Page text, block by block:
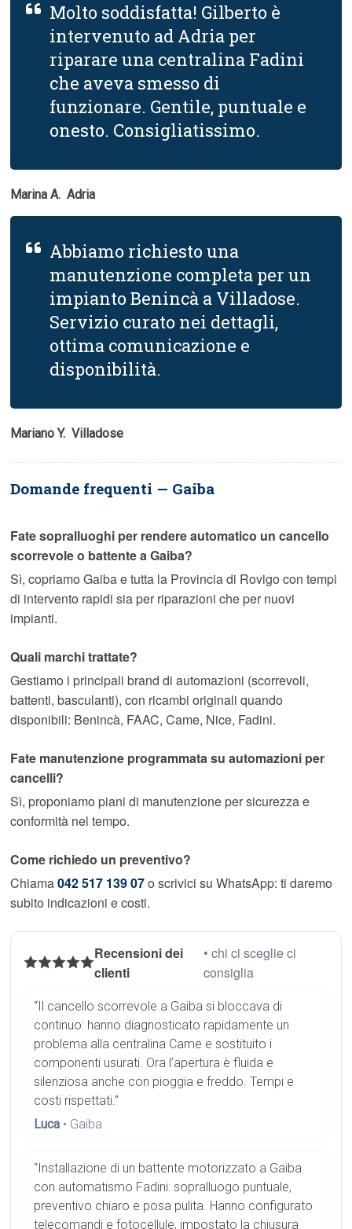
Molto soddisfatta! Gilberto è
intervenuto ad Adria per
riparare una centralina Fadini
che aveva smesso di
funzionare. Gentile, puntuale e
onesto. Consigliatissimo.
Marina A.  Adria
Abbiamo richiesto una
manutenzione completa per un
impianto Benincà a Villadose.
Servizio curato nei dettagli,
ottima comunicazione e
disponibilità.
Mariano Y.  Villadose
Domande frequenti — Gaiba
Fate sopralluoghi per rendere automatico un cancello
scorrevole o battente a Gaiba?
Sì, copriamo Gaiba e tutta la Provincia di Rovigo con tempi
di intervento rapidi sia per riparazioni che per nuovi
impianti.
Quali marchi trattate?
Gestiamo i principali brand di automazioni (scorrevoli,
battenti, basculanti), con ricambi originali quando
disponibili: Benincà, FAAC, Came, Nice, Fadini.
Fate manutenzione programmata su automazioni per
cancelli?
Sì, proponiamo piani di manutenzione per sicurezza e
conformità nel tempo.
Come richiedo un preventivo?
Chiama042 517 139 07o scrivici su WhatsApp: ti daremo
subito indicazioni e costi.
Recensioni dei
clienti
• chi ci sceglie ci
consiglia
“Il cancello scorrevole a Gaiba si bloccava di
continuo: hanno diagnosticato rapidamente un
problema alla centralina Came e sostituito i
componenti usurati. Ora l’apertura è fluida e
silenziosa anche con pioggia e freddo. Tempi e
costi rispettati.”
Luca • Gaiba
“Installazione di un battente motorizzato a Gaiba
con automatismo Fadini: sopralluogo puntuale,
preventivo chiaro e posa pulita. Hanno configurato
telecomandi e fotocellule, impostato la chiusura